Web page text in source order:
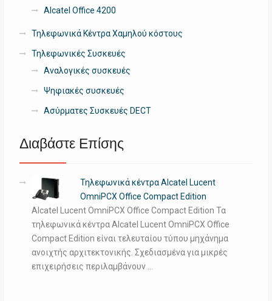
Alcatel Office 4200
Τηλεφωνικά Κέντρα Χαμηλού κόστους
Τηλεφωνικές Συσκευές
Αναλογικές συσκευές
Ψηφιακές συσκευές
Ασύρματες Συσκευές DECT
Διαβάστε Επίσης
Τηλεφωνικά κέντρα Alcatel Lucent
OmniPCX Office Compact Edition
Alcatel Lucent OmniPCX Office Compact Edition Τα
τηλεφωνικά κέντρα Alcatel Lucent OmniPCX Office
Compact Edition είναι τελευταίου τύπου μηχάνημα
ανοιχτής αρχιτεκτονικής. Σχεδιασμένα για μικρές
επιχειρήσεις περιλαμβάνουν …